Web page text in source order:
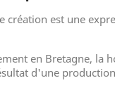
création est une
en Bretagne, la
d'une